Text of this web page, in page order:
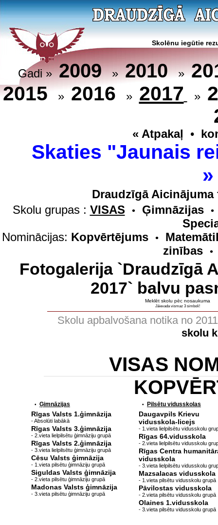
Skolēnu iegūtie
Gadi »2009 »2010 »
2015
» 2016 » 2017 »
« Atpakaļ •
Skaties "Jaunais
Draudzīgā
Skolu grupas : VISAS • Ģimnāzijas •
Nominācijas: Kopvērtējums •
zinības
•
Fotogalerija `Draudzīgā
2017` balvu
Meklēt skolu pēc nosaukuma
Jāievada vismaz 3 simboli!
Skolu apbalvošana notika no
skolu
VISAS
• Ģimnāzijas
Rīgas Valsts 1.ģimnāzija
- Absolūti labākā
Rīgas Valsts 3.ģimnāzija
- 2.vieta lielpilsētu ģimnāziju grupā
Rīgas Valsts 2.ģimnāzija
- 3.vieta lielpilsētu ģimnāziju grupā
Cēsu Valsts ģimnāzija
- 1.vieta pilsētu ģimnāziju grupā
Siguldas Valsts ģimnāzija
- 2.vieta pilsētu ģimnāziju grupā
Madonas Valsts ģimnāzija
- 3.vieta pilsētu ģimnāziju grupā
• Pilsētu vidusskolas
Daugavpils Krievu
vidusskola-licejs
- 1.vieta lielpilsētu vidusskolu
Rīgas 64.vidusskola
- 2.vieta lielpilsētu vidusskolu
Rīgas Centra
vidusskola
- 3.vieta lielpilsētu vidusskolu
Mazsalacas vidusskola
- 1.vieta pilsētu vidusskolu grupā
Pāvilostas vidusskola
- 2.vieta pilsētu vidusskolu grupā
Olaines 1.vidusskola
- 3.vieta pilsētu vidusskolu grupā